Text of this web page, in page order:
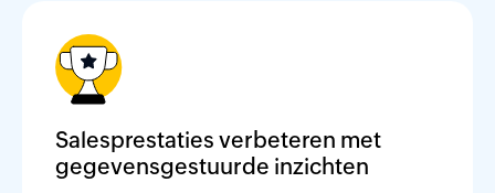
Salesprestaties verbeteren met
gegevensgestuurde inzichten